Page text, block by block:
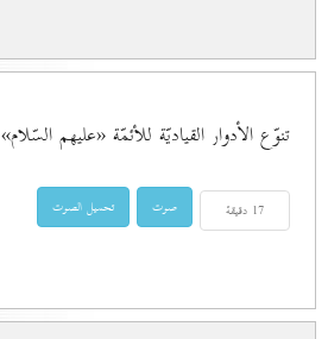
تنوّع الأدوار القياديّة للأئمّة «عليهم السّلام»